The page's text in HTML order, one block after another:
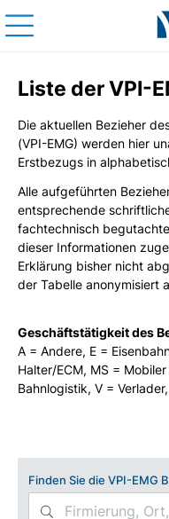
Liste der VPI-
Die aktuellen Bezieher
(VPI-EMG) werden hier
Erstbezugs in
Alle aufgeführten
entsprechende
fachtechnisch
dieser Informationen
Erklärung bisher nicht
der Tabelle anonymisiert
Geschäftstätigkeit des
A = Andere, E =
Halter/ECM, MS =
Bahnlogistik, V =
Finden Sie die VPI-EMG